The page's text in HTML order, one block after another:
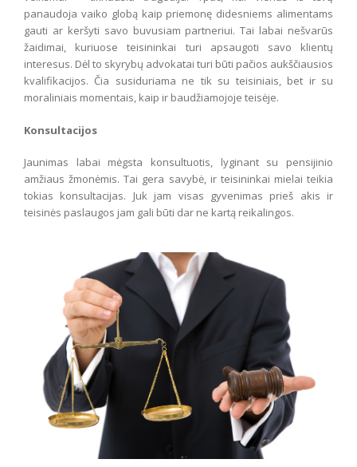
panaudoja vaiko globą kaip priemonę didesniems alimentams
gauti ar keršyti savo buvusiam partneriui. Tai labai nešvarūs
žaidimai, kuriuose teisininkai turi apsaugoti savo klientų
interesus. Dėl to skyrybų advokatai turi būti pačios aukščiausios
kvalifikacijos. Čia susiduriama ne tik su teisiniais, bet ir su
moraliniais momentais, kaip ir baudžiamojoje teisėje.
Konsultacijos
Jaunimas labai mėgsta konsultuotis, lyginant su pensijinio
amžiaus žmonėmis. Tai gera savybė, ir teisininkai mielai teikia
tokias konsultacijas. Juk jam visas gyvenimas prieš akis ir
teisinės paslaugos jam gali būti dar ne kartą reikalingos.